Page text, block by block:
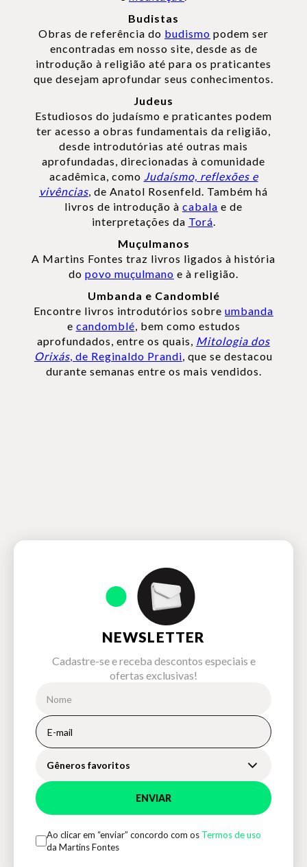
Budistas
Obras de referência do budismo podem ser
encontradas em nosso site, desde as de
introdução à religião até para os praticantes
que desejam aprofundar seus conhecimentos.
Judeus
Estudiosos do judaísmo e praticantes podem
ter acesso a obras fundamentais da religião,
desde introdutórias até outras mais
aprofundadas, direcionadas à comunidade
acadêmica, como Judaísmo, reflexões e
vivências, de Anatol Rosenfeld. Também há
livros de introdução à cabala e de
interpretações da Torá.
Muçulmanos
A Martins Fontes traz livros ligados à história
do povo muçulmano e à religião.
Umbanda e Candomblé
Encontre livros introdutórios sobre umbanda
e candomblé, bem como estudos
aprofundados, entre os quais, Mitologia dos
Orixás, de Reginaldo Prandi, que se destacou
durante semanas entre os mais vendidos.
NEWSLETTER
Cadastre-se e receba descontos especiais e
ofertas exclusivas!
Gêneros favoritos
ENVIAR
Ao clicar em “enviar” concordo com os Termos de uso
da Martins Fontes